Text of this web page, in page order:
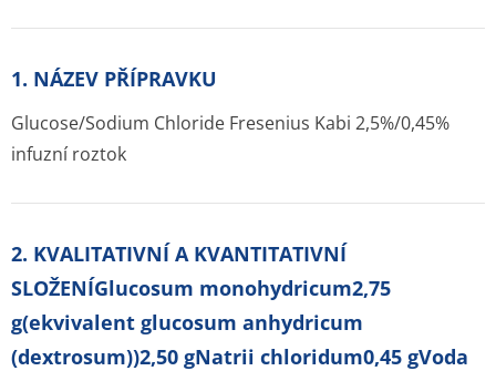
1. NÁZEV PŘÍPRAVKU
Glucose/Sodium Chloride Fresenius Kabi 2,5%/0,45%
infuzní roztok
2. KVALITATIVNÍ A KVANTITATIVNÍ
SLOŽENÍGlucosum monohydricum2,75
g(ekvivalent glucosum anhydricum
(dextrosum))2,50 gNatrii chloridum0,45 gVoda